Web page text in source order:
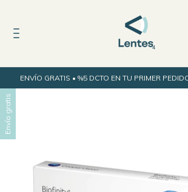
ENVÍO GRATIS • %5 DCTO EN TU PRIMER
Envío gratis